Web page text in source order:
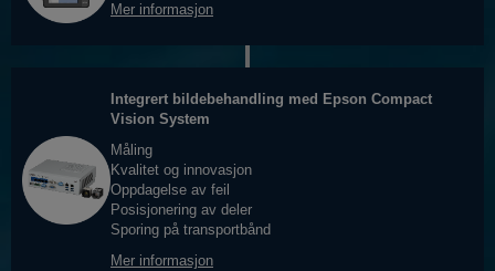
Mer informasjon
Integrert bildebehandling med Epson Compact
Vision System
Måling
Kvalitet og innovasjon
Oppdagelse av feil
Posisjonering av deler
Sporing på transportbånd
Mer informasjon